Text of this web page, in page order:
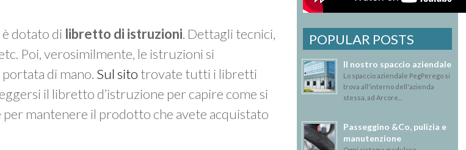
dotato di libretto di istruzioni. Dettagli tecnici,
Poi, verosimilmente, le istruzioni si
di mano. Sul sito trovate tutti i libretti
il libretto d’istruzione per capire come si
mantenere il prodotto che avete acquistato
POPULAR POSTS
Il nostro spaccio aziendale
Lo spaccio aziendale PegPerego si
trova all'interno dell'azienda
stessa, ad Arcore...
Passeggino &Co, pulizia e
manutenzione